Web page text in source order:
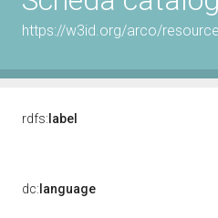
https://w3id.org/arco/
rdfs: label
dc: language